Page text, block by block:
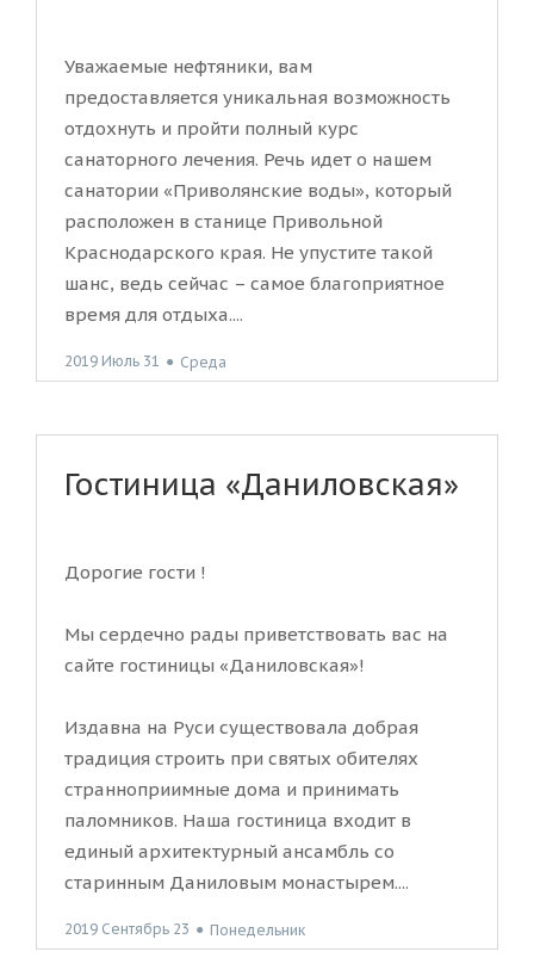
Уважаемые нефтяники, вам
предоставляется уникальная возможность
отдохнуть и пройти полный курс
санаторного лечения. Речь идет о нашем
санатории «Приволянские воды», который
расположен в станице Привольной
Краснодарского края. Не упустите такой
шанс, ведь сейчас – самое благоприятное
время для отдыха....
2019 Июль 31 ● Среда
Гостиница «Даниловская»
Дорогие гости !
Мы сердечно рады приветствовать вас на
сайте гостиницы «Даниловская»!
Издавна на Руси существовала добрая
традиция строить при святых обителях
странноприимные дома и принимать
паломников. Наша гостиница входит в
единый архитектурный ансамбль со
старинным Даниловым монастырем....
2019 Сентябрь 23 ● Понедельник